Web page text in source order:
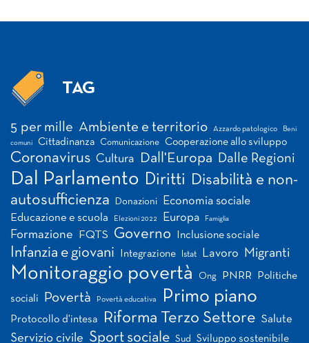
TAG
5 per mille Ambiente e territorio Azzardo patologico Beni
comuni Cittadinanza Comunicazione Cooperazione allo sviluppo
Coronavirus Cultura Dall'Europa Dalle Regioni
Dal Parlamento Diritti Disabilità e non-
autosufficienza
Donazioni Economia sociale
Educazione e scuola Elezioni 2022 Europa Famiglia
Formazione FQTS Governo Inclusione sociale
Infanzia e giovani Integrazione Istat Lavoro Migranti
Monitoraggio povertà Ong PNRR Politiche
sociali Povertà Povertà educativa Primo piano
Protocollo d'intesa Riforma Terzo Settore Salute
Servizio civile Sport sociale Sud Sviluppo sostenibile